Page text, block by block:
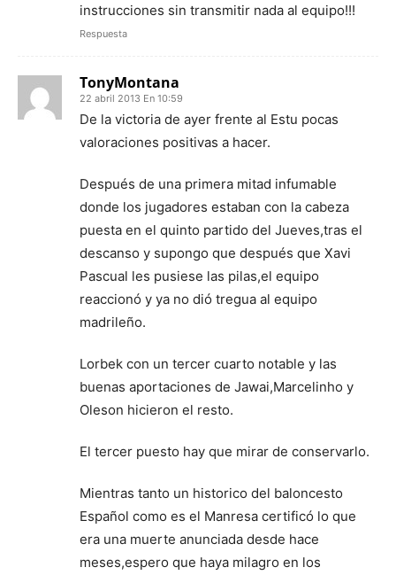
instrucciones sin transmitir nada al equipo!!!
Respuesta
TonyMontana
22 abril 2013 En 10:59
De la victoria de ayer frente al Estu pocas
valoraciones positivas a hacer.
Después de una primera mitad infumable
donde los jugadores estaban con la cabeza
puesta en el quinto partido del Jueves,tras el
descanso y supongo que después que Xavi
Pascual les pusiese las pilas,el equipo
reaccionó y ya no dió tregua al equipo
madrileño.
Lorbek con un tercer cuarto notable y las
buenas aportaciones de Jawai,Marcelinho y
Oleson hicieron el resto.
El tercer puesto hay que mirar de conservarlo.
Mientras tanto un historico del baloncesto
Español como es el Manresa certificó lo que
era una muerte anunciada desde hace
meses,espero que haya milagro en los